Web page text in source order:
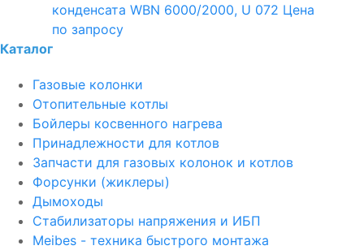
конденсата WBN 6000/2000, U 072 Цена
по запросу
Каталог
Газовые колонки
Отопительные котлы
Бойлеры косвенного нагрева
Принадлежности для котлов
Запчасти для газовых колонок и котлов
Форсунки (жиклеры)
Дымоходы
Стабилизаторы напряжения и ИБП
Meibes - техника быстрого монтажа